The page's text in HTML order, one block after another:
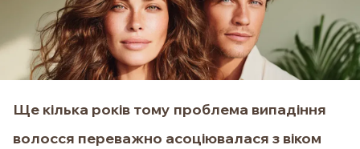
Ще кілька років тому проблема випадіння
волосся переважно асоціювалася з віком